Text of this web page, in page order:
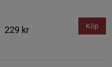
229 kr Köp